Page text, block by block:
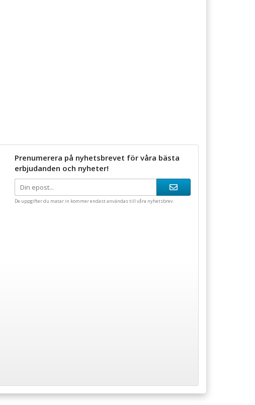
Prenumerera på nyhetsbrevet för våra bästa
erbjudanden och nyheter!
De uppgifter du matar in kommer endast användas till våra nyhetsbrev.